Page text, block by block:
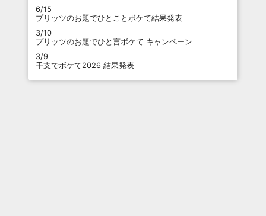
6/15
プリッツのお題でひとことボケて結果発表
3/10
プリッツのお題でひと言ボケて キャンペーン
3/9
干支でボケて2026 結果発表